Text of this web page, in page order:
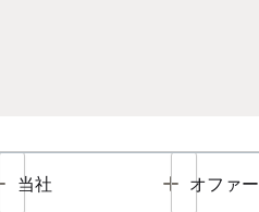
Toggle
当社 Toggle
オファー